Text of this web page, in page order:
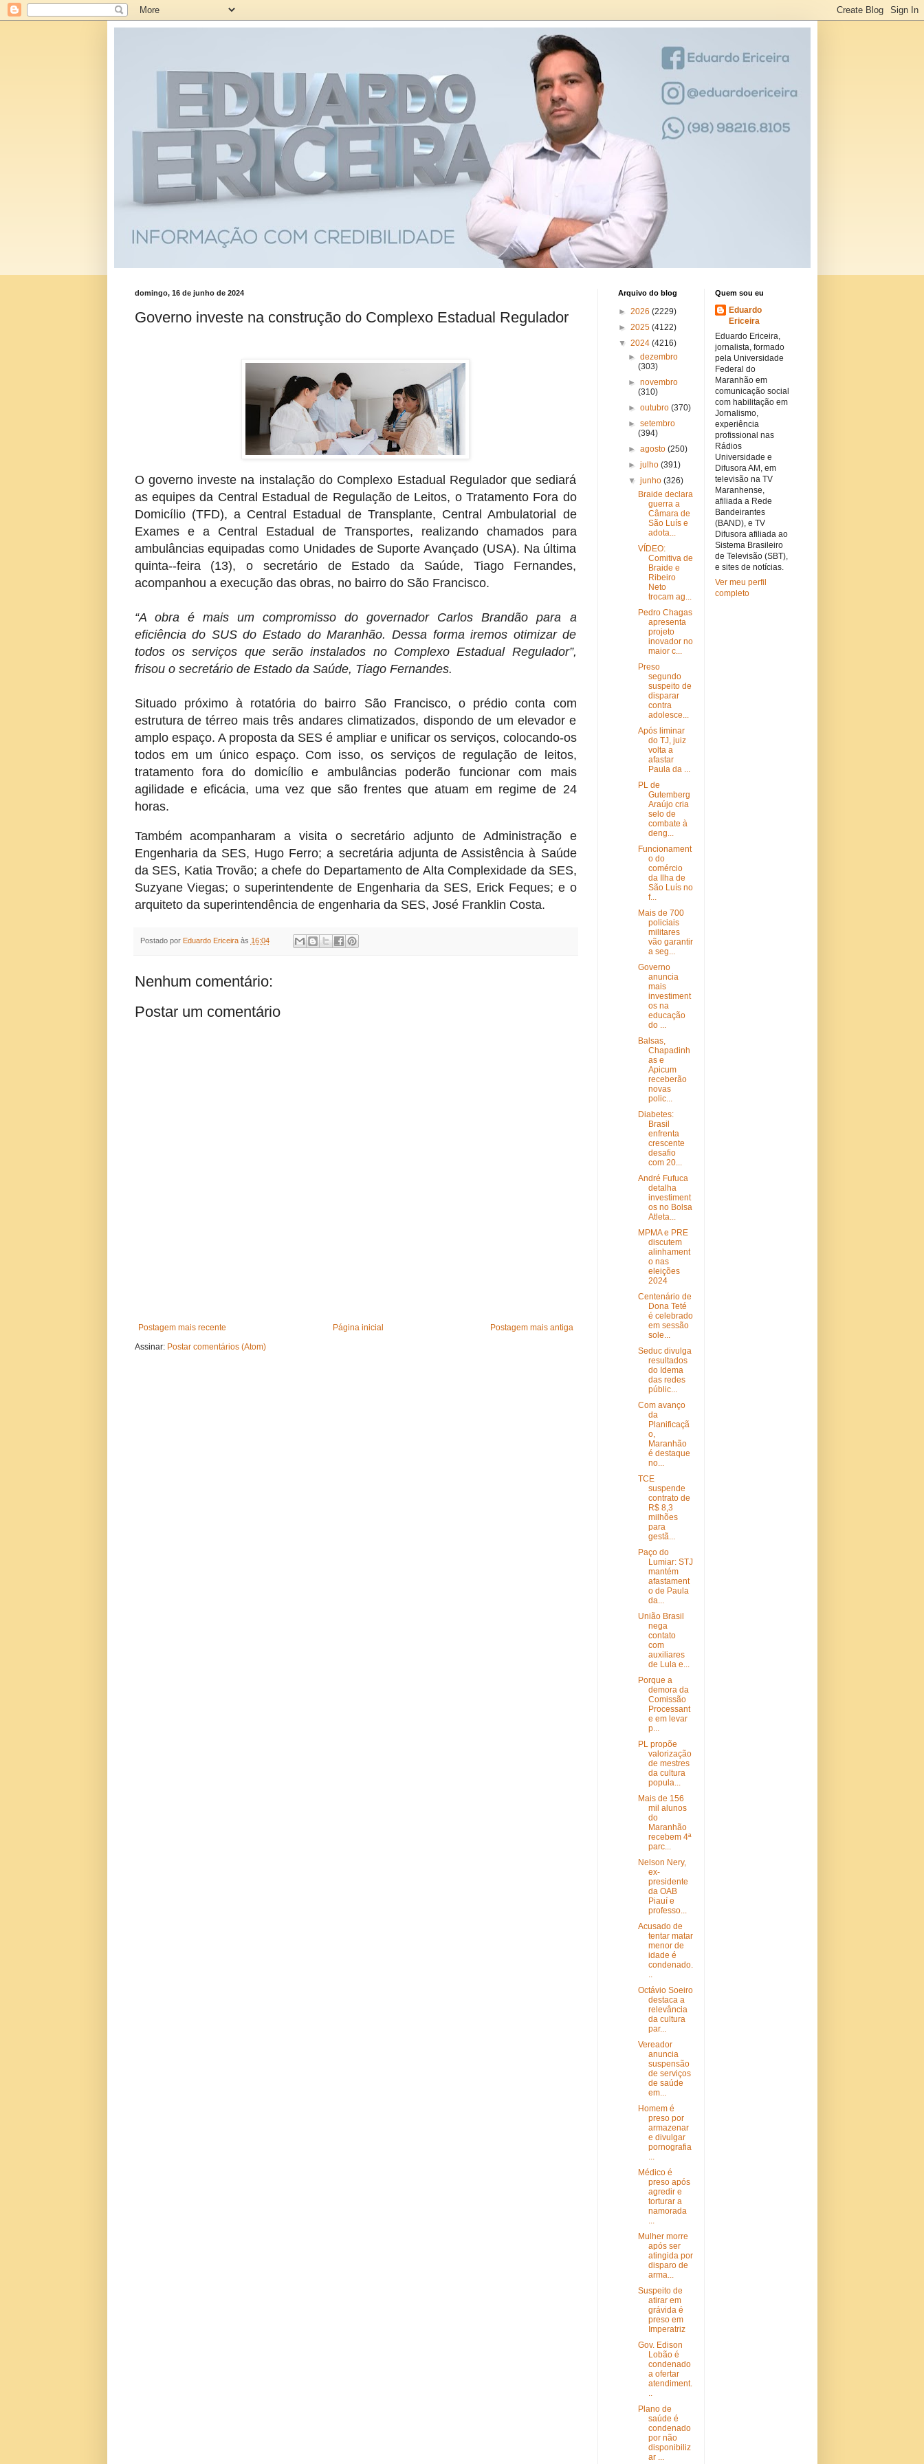
domingo, 16 de junho de 2024
Governo investe na construção do Complexo Estadual Regulador
O governo investe na instalação do Complexo Estadual Regulador que sediará
as equipes da Central Estadual de Regulação de Leitos, o Tratamento Fora do
Domicílio (TFD), a Central Estadual de Transplante, Central Ambulatorial de
Exames e a Central Estadual de Transportes, realizando chamados para
ambulâncias equipadas como Unidades de Suporte Avançado (USA). Na última
quinta--feira (13), o secretário de Estado da Saúde, Tiago Fernandes,
acompanhou a execução das obras, no bairro do São Francisco.
“A obra é mais um compromisso do governador Carlos Brandão para a
eficiência do SUS do Estado do Maranhão. Dessa forma iremos otimizar de
todos os serviços que serão instalados no Complexo Estadual Regulador”,
frisou o secretário de Estado da Saúde, Tiago Fernandes.
Situado próximo à rotatória do bairro São Francisco, o prédio conta com
estrutura de térreo mais três andares climatizados, dispondo de um elevador e
amplo espaço. A proposta da SES é ampliar e unificar os serviços, colocando-os
todos em um único espaço. Com isso, os serviços de regulação de leitos,
tratamento fora do domicílio e ambulâncias poderão funcionar com mais
agilidade e eficácia, uma vez que são frentes que atuam em regime de 24
horas.
Também acompanharam a visita o secretário adjunto de Administração e
Engenharia da SES, Hugo Ferro; a secretária adjunta de Assistência à Saúde
da SES, Katia Trovão; a chefe do Departamento de Alta Complexidade da SES,
Suzyane Viegas; o superintendente de Engenharia da SES, Erick Feques; e o
arquiteto da superintendência de engenharia da SES, José Franklin Costa.
Postado por Eduardo Ericeira às 16:04
Nenhum comentário:
Postar um comentário
Postagem mais recente Postagem mais antiga
Página inicial
Assinar: Postar comentários (Atom)
Arquivo do blog
► 2026 (2229)
► 2025 (4122)
▼ 2024 (4216)
► dezembro
(303)
► novembro
(310)
► outubro (370)
► setembro
(394)
► agosto (250)
► julho (391)
▼ junho (326)
Braide declara
guerra a
Câmara de
São Luís e
adota...
VÍDEO:
Comitiva de
Braide e
Ribeiro
Neto
trocam ag...
Pedro Chagas
apresenta
projeto
inovador no
maior c...
Preso
segundo
suspeito de
disparar
contra
adolesce...
Após liminar
do TJ, juiz
volta a
afastar
Paula da ...
PL de
Gutemberg
Araújo cria
selo de
combate à
deng...
Funcionament
o do
comércio
da Ilha de
São Luís no
f...
Mais de 700
policiais
militares
vão garantir
a seg...
Governo
anuncia
mais
investiment
os na
educação
do ...
Balsas,
Chapadinh
as e
Apicum
receberão
novas
polic...
Diabetes:
Brasil
enfrenta
crescente
desafio
com 20...
André Fufuca
detalha
investiment
os no Bolsa
Atleta...
MPMA e PRE
discutem
alinhament
o nas
eleições
2024
Centenário de
Dona Teté
é celebrado
em sessão
sole...
Seduc divulga
resultados
do Idema
das redes
públic...
Com avanço
da
Planificaçã
o,
Maranhão
é destaque
no...
TCE
suspende
contrato de
R$ 8,3
milhões
para
gestã...
Paço do
Lumiar: STJ
mantém
afastament
o de Paula
da...
União Brasil
nega
contato
com
auxiliares
de Lula e...
Porque a
demora da
Comissão
Processant
e em levar
p...
PL propõe
valorização
de mestres
da cultura
popula...
Mais de 156
mil alunos
do
Maranhão
recebem 4ª
parc...
Nelson Nery,
ex-
presidente
da OAB
Piauí e
professo...
Acusado de
tentar matar
menor de
idade é
condenado.
..
Octávio Soeiro
destaca a
relevância
da cultura
par...
Vereador
anuncia
suspensão
de serviços
de saúde
em...
Homem é
preso por
armazenar
e divulgar
pornografia
...
Médico é
preso após
agredir e
torturar a
namorada
...
Mulher morre
após ser
atingida por
disparo de
arma...
Suspeito de
atirar em
grávida é
preso em
Imperatriz
Gov. Edison
Lobão é
condenado
a ofertar
atendiment.
..
Plano de
saúde é
condenado
por não
disponibiliz
ar ...
Quem sou eu
Eduardo
Ericeira
Eduardo Ericeira,
jornalista, formado
pela Universidade
Federal do
Maranhão em
comunicação social
com habilitação em
Jornalismo,
experiência
profissional nas
Rádios
Universidade e
Difusora AM, em
televisão na TV
Maranhense,
afiliada a Rede
Bandeirantes
(BAND), e TV
Difusora afiliada ao
Sistema Brasileiro
de Televisão (SBT),
e sites de notícias.
Ver meu perfil
completo